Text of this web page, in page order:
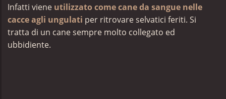
Infatti viene utilizzato come cane da sangue nelle
cacce agli ungulati per ritrovare selvatici feriti. Si
tratta di un cane sempre molto collegato ed
ubbidiente.